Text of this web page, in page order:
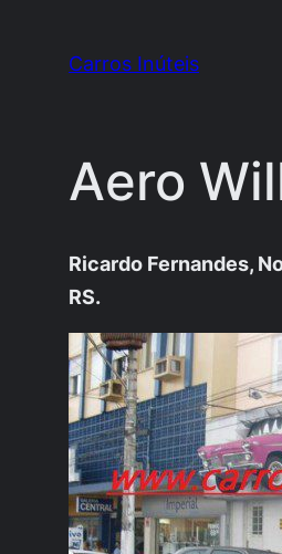
Carros Inúteis
Aero
Ricardo Fernandes,
RS.